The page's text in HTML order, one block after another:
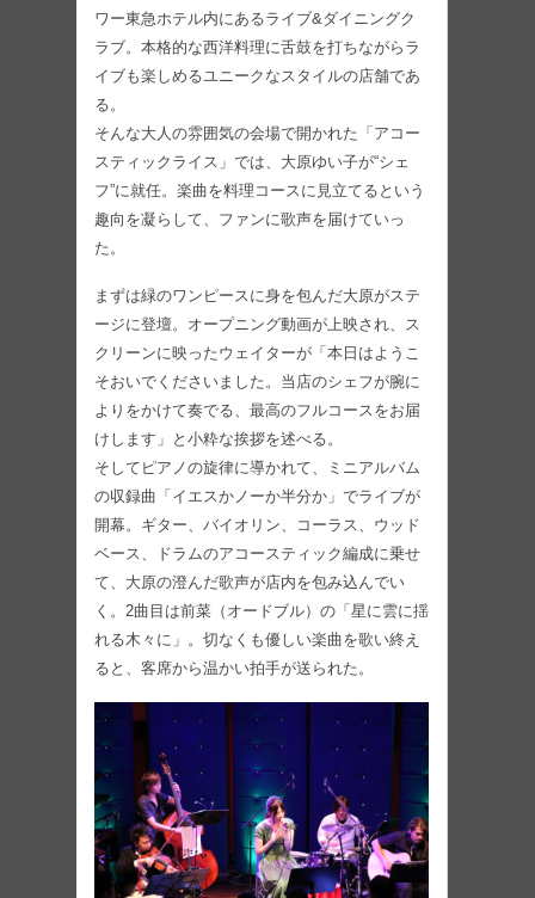
ワー東急ホテル内にあるライブ&ダイニングク
ラブ。本格的な西洋料理に舌鼓を打ちながらラ
イブも楽しめるユニークなスタイルの店舗であ
る。
そんな大人の雰囲気の会場で開かれた「アコー
スティックライス」では、大原ゆい子が“シェ
フ”に就任。楽曲を料理コースに見立てるという
趣向を凝らして、ファンに歌声を届けていっ
た。
まずは緑のワンピースに身を包んだ大原がステ
ージに登壇。オープニング動画が上映され、ス
クリーンに映ったウェイターが「本日はようこ
そおいでくださいました。当店のシェフが腕に
よりをかけて奏でる、最高のフルコースをお届
けします」と小粋な挨拶を述べる。
そしてピアノの旋律に導かれて、ミニアルバム
の収録曲「イエスかノーか半分か」でライブが
開幕。ギター、バイオリン、コーラス、ウッド
ベース、ドラムのアコースティック編成に乗せ
て、大原の澄んだ歌声が店内を包み込んでい
く。2曲目は前菜（オードブル）の「星に雲に揺
れる木々に」。切なくも優しい楽曲を歌い終え
ると、客席から温かい拍手が送られた。